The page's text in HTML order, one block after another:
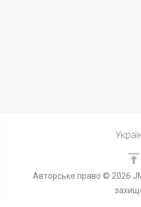
Авторське право © 2026